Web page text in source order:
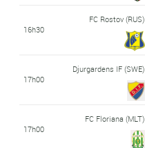
16h30
FC Rostov (RUS)
17h00
Djurgardens IF (SWE)
17h00
FC Floriana (MLT)